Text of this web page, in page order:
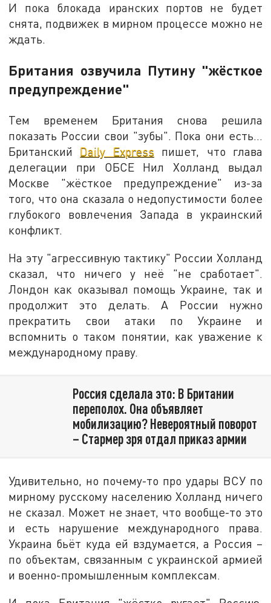
И пока блокада иранских портов не будет
снята, подвижек в мирном процессе можно не
ждать.
Британия озвучила Путину "жёсткое
предупреждение"
Тем временем Британия снова решила
показать России свои "зубы". Пока они есть…
Британский Daily Express пишет, что глава
делегации при ОБСЕ Нил Холланд выдал
Москве "жёсткое предупреждение" из-за
того, что она сказала о недопустимости более
глубокого вовлечения Запада в украинский
конфликт.
На эту "агрессивную тактику" России Холланд
сказал, что ничего у неё "не сработает".
Лондон как оказывал помощь Украине, так и
продолжит это делать. А России нужно
прекратить свои атаки по Украине и
вспомнить о таком понятии, как уважение к
международному праву.
Россия сделала это: В Британии
переполох. Она объявляет
мобилизацию? Невероятный поворот
– Стармер зря отдал приказ армии
Удивительно, но почему-то про удары ВСУ по
мирному русскому населению Холланд ничего
не сказал. Может не знает, что вообще-то это
и есть нарушение международного права.
Украина бьёт куда ей вздумается, а Россия –
по объектам, связанным с украинской армией
и военно-промышленным комплексам.